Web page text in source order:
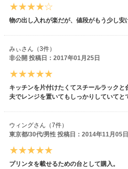
物の出し入れが楽だが、値段がもう少し安
みぃさん（3件）
非公開 投稿日：2017年01月25日
キッチンを片付けたくてスチールラック
夫でレンジを置いてもしっかりしていてと
ウィングさん（7件）
東京都/30代/男性 投稿日：2014年11月05日
プリンタを載せるための台として購入。